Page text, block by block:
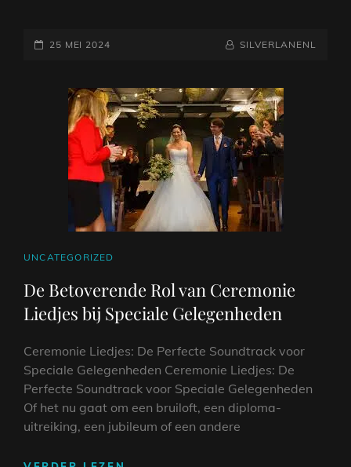
CEREMONIE
GEPLAATST
25 MEI 2024 NAAMREGEL
BYLINE
SILVERLANENL
CAT
UNCATEGORIZED
De Betoverende Rol van Ceremonie
Liedjes bij Speciale Gelegenheden
Ceremonie Liedjes: De Perfecte Soundtrack voor
Speciale Gelegenheden Ceremonie Liedjes: De
Perfecte Soundtrack voor Speciale Gelegenheden
Of het nu gaat om een bruiloft, een diploma-
uitreiking, een jubileum of een andere